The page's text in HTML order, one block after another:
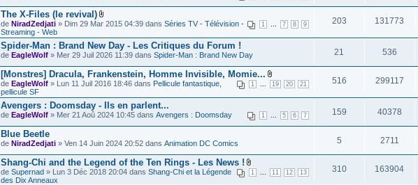
The X-Files (le revival)
1 7 8 9
de NiradZedjati » Dim 29 Mar 2015 04:39 dans Séries TV - Télévision -
Streaming - Web
203 131773
Spider-Man : Brand New Day - Les Critiques du Forum !
de EagleWolf » Mer 29 Juil 2026 11:39 dans Spider-Man : Brand New Day 21 536
[Monstres] Dracula, Frankenstein, Homme Invisible, Momie...
1 19 20 21
de EagleWolf » Lun 11 Juil 2016 18:46 dans Pellicule fantastique,
pellicule SF
516 299117
Avengers : Doomsday - Ils en parlent...
1 5 6 7
de EagleWolf » Mer 21 Aoû 2024 10:45 dans Avengers : Doomsday 159 40378
Blue Beetle
de NiradZedjati » Ven 14 Juin 2024 20:52 dans Animation DC Comics 5 2711
Shang-Chi and the Legend of the Ten Rings - Les News !
1 11 12 13
de Supernad » Lun 3 Déc 2018 20:04 dans Shang-Chi et la Légende
des Dix Anneaux
310 163904